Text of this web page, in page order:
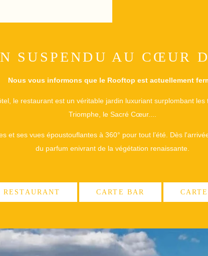
SUSPENDU AU CŒUR
Nous vous informons que le Rooftop est actuellement
le restaurant est un véritable jardin luxuriant surplombant les
Triomphe, le Sacré Cœur....
et ses vues époustouflantes à 360° pour tout l’été. Dès
du parfum enivrant de la végétation renaissante.
RESTAURANT CARTE BAR